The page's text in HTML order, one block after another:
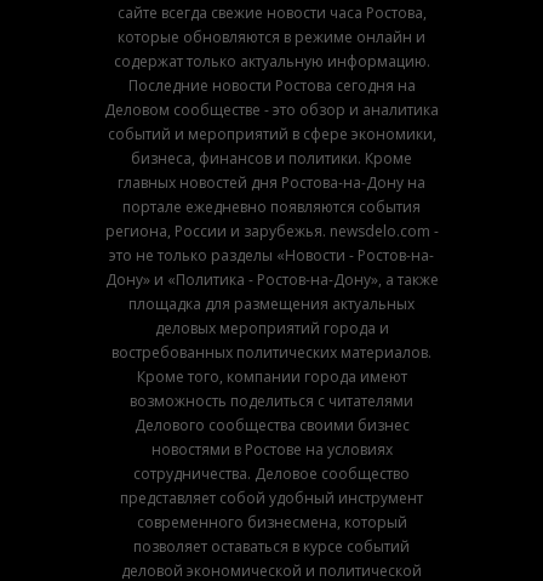
сайте всегда свежие новости часа Ростова,
которые обновляются в режиме онлайн и
содержат только актуальную информацию.
Последние новости Ростова сегодня на
Деловом сообществе - это обзор и аналитика
событий и мероприятий в сфере экономики,
бизнеса, финансов и политики. Кроме
главных новостей дня Ростова-на-Дону на
портале ежедневно появляются события
региона, России и зарубежья. newsdelo.com -
это не только разделы «Новости - Ростов-на-
Дону» и «Политика - Ростов-на-Дону», а также
площадка для размещения актуальных
деловых мероприятий города и
востребованных политических материалов.
Кроме того, компании города имеют
возможность поделиться с читателями
Делового сообщества своими бизнес
новостями в Ростове на условиях
сотрудничества. Деловое сообщество
представляет собой удобный инструмент
современного бизнесмена, который
позволяет оставаться в курсе событий
деловой экономической и политической